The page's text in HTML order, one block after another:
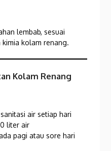
lembab, sesuai
kimia kolam renang.
Kolam Renang
air setiap hari
liter air
pagi atau sore hari